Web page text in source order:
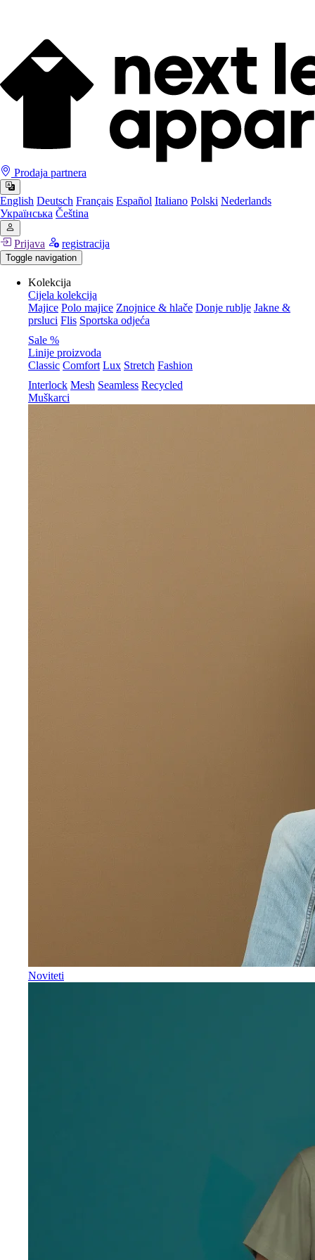
Prodaja partnera
English Deutsch Français Español Italiano Polski Nederlands
Українська Čeština
Prijava registracija
Toggle navigation
Kolekcija
Cijela kolekcija
Majice Polo majice Znojnice & hlače Donje rublje Jakne &
prsluci Flis Sportska odjeća
Sale %
Linije proizvoda
Classic Comfort Lux Stretch Fashion
Interlock Mesh Seamless Recycled
Muškarci
Noviteti